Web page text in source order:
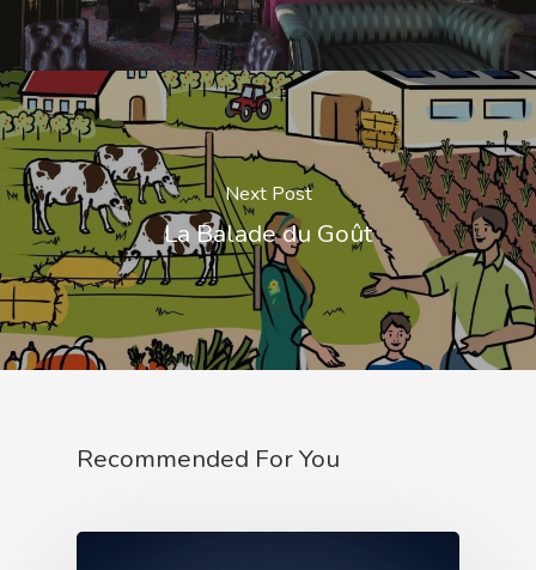
Next Post
La Balade du Goût
Recommended For You